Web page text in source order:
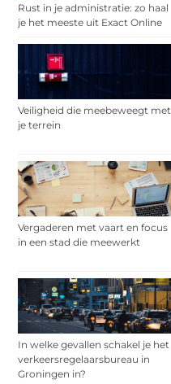
Rust in je administratie: zo haal
je het meeste uit Exact Online
Veiligheid die meebeweegt met
je terrein
Vergaderen met vaart en focus
in een stad die meewerkt
In welke gevallen schakel je het
verkeersregelaarsbureau in
Groningen in?